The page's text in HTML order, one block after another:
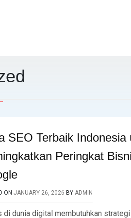
SEO Terbaik Indonesia
Peringkat
ONJANUARY 26, 2026 BYADMIN
di dunia digital membutuhkan